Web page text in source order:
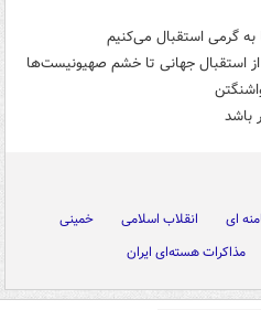
به گرمی استقبال می‌کنیم
از استقبال جهانی تا خشم صهیونیست‌ها
باشد
ای انقلاب اسلامی
خمینی
مذاکرات هسته‌ای ایران